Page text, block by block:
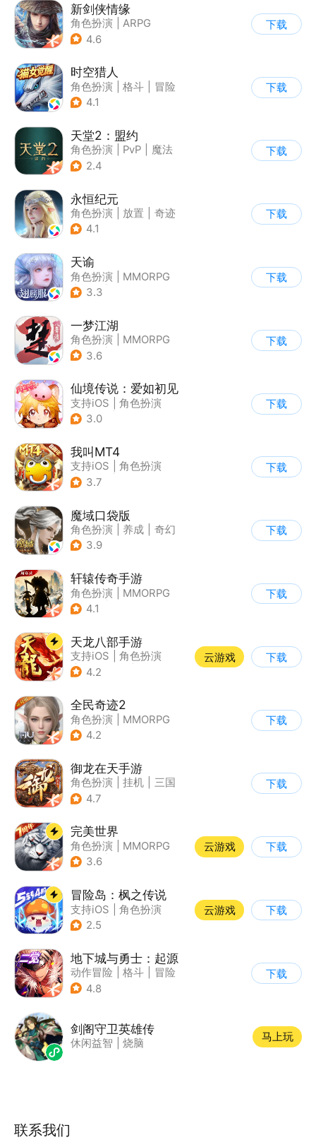
新剑侠情缘
角色扮演
ARPG
| 武侠
4.6
下载
时空猎人
角色扮演 格斗
冒险
| 时空猎人
4.1
下载
天堂2：盟约
角色扮演 PvP
魔法
| 开放世界
2.4
下载
永恒纪元
角色扮演 放置
奇迹
| 奇迹MU
4.1
下载
天谕
角色扮演
MMORPG
| 奇幻
3.3
下载
一梦江湖
角色扮演
MMORPG
| 武侠
3.6
下载
仙境传说：爱如初见
支持iOS
角色扮演
| ARPG
3.0
下载
我叫MT4
支持iOS
角色扮演
| ARPG
3.7
下载
魔域口袋版
角色扮演 养成
奇幻
| 魔域
3.9
下载
轩辕传奇手游
角色扮演
MMORPG
| 神话
4.1
下载
天龙八部手游
支持iOS
角色扮演
| MMORPG
4.2
云游戏 下载
全民奇迹2
角色扮演
MMORPG
| 奇幻
4.2
下载
御龙在天手游
角色扮演 挂机
三国
| 千人同屏
4.7
下载
完美世界
角色扮演
MMORPG
| 奇幻
3.6
云游戏 下载
冒险岛：枫之传说
支持iOS
角色扮演
| 放置
2.5
云游戏 下载
地下城与勇士：起源
动作冒险 格斗
冒险
| 地下城与勇士
4.8
下载
剑阁守卫英雄传
休闲益智 烧脑
马上玩
联系我们